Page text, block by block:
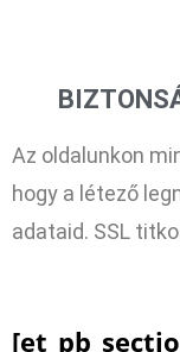
Az oldalunkon
hogy a létező
adataid. SSL